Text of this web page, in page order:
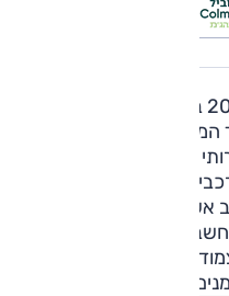
המרכז החדש הוקם באוקטובר 2012 בבעלות כלמוביל והוא
היפים והחדשניים
ללקוח. אולם תצוגה
מתוצרת יונדאי.
יעניק לכם ייעוץ ועזרה.
לאחד המובילים בין
אליו נמצא מרכז שירות